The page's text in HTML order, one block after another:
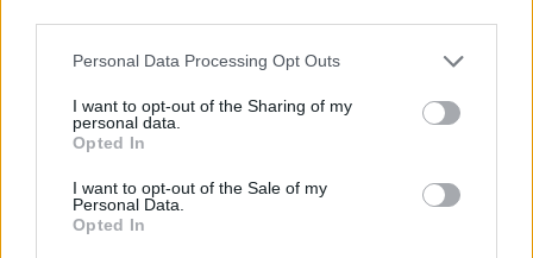
Please note that this website/app uses one or more Google
not limited to your visit or usage behaviour. You may click to
grant or deny consent to Google and its third-party tags to
use your data for below specified purposes in below Google
consent section.
Personal Data Processing Opt Outs
I want to opt-out of the Sharing of my
personal data.
Opted In
I want to opt-out of the Sale of my
Personal Data.
Opted In
Facebookon is!